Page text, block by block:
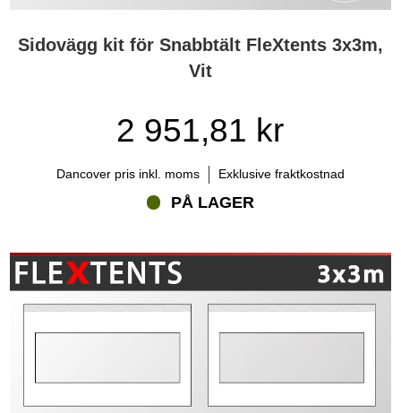
Sidovägg kit för Snabbtält FleXtents 3x3m,
Vit
2 951,81 kr
Dancover pris inkl. moms Exklusive fraktkostnad
PÅ LAGER